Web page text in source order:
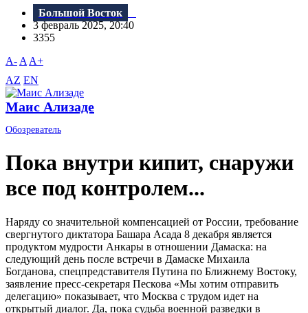
Большой Восток
3 февраль 2025, 20:40
3355
A- A A+
AZ EN
Маис Ализаде
Обозреватель
Пока внутри кипит, снаружи
все под контролем...
Наряду со значительной компенсацией от России, требование
свергнутого диктатора Башара Асада 8 декабря является
продуктом мудрости Анкары в отношении Дамаска: на
следующий день после встречи в Дамаске Михаила
Богданова, спецпредставителя Путина по Ближнему Востоку,
заявление пресс-секретаря Пескова «Мы хотим отправить
делегацию» показывает, что Москва с трудом идет на
открытый диалог. Да, пока судьба военной разведки в